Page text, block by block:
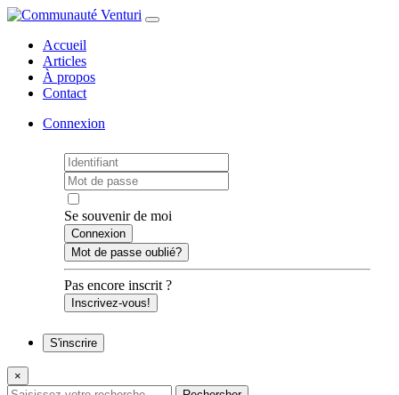
Accueil
Articles
À propos
Contact
Connexion
Se souvenir de moi
Mot de passe oublié?
Pas encore inscrit ?
Inscrivez-vous!
S'inscrire
×